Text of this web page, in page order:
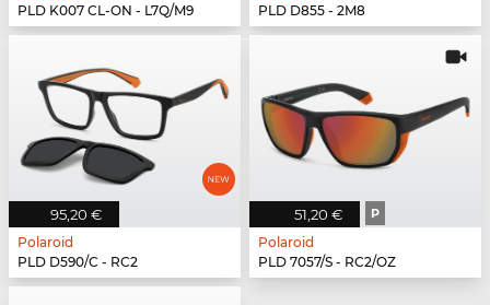
PLD K007 CL-ON - L7Q/M9
PLD D855 - 2M8
95,20 €
Polaroid
PLD D590/C - RC2
51,20 € P
Polaroid
PLD 7057/S - RC2/OZ